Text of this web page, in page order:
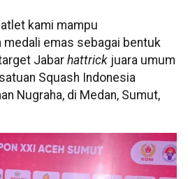
kami mampu
medali emas sebagai bentuk
Jabar hattrick juara umum
Squash Indonesia
Nugraha, di Medan, Sumut,